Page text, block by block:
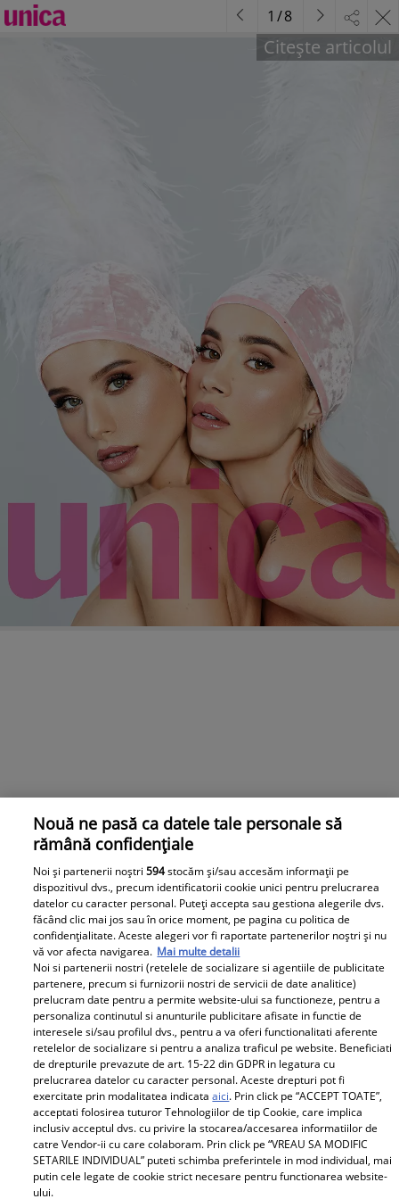
Din Asia Express direct pe coperta Unica de martie:
Alina Ceușan și Carmen Grebenișan, cum nu le-ai mai
văzut
Blonde, frumoase și ambițioase: Alina Ceușan și
Carmen Grebenișan sunt sarea și piperul noului sezon
„Asia Express” și apar pe coperta de martie a revistei
Unica.
Citește articolul
1 /8
Parteneri
Nouă ne pasă ca datele tale personale să
rămână confidențiale
Noi și partenerii noștri594stocăm și/sau accesăm informații pe
dispozitivul dvs., precum identificatorii cookie unici pentru prelucrarea
datelor cu caracter personal. Puteți accepta sau gestiona alegerile dvs.
făcând clic mai jos sau în orice moment, pe pagina cu politica de
confidențialitate. Aceste alegeri vor fi raportate partenerilor noștri și nu
vă vor afecta navigarea. Mai multe detalii
Noi si partenerii nostri (retelele de socializare si agentiile de publicitate
partenere, precum si furnizorii nostri de servicii de date analitice)
prelucram date pentru a permite website-ului sa functioneze, pentru a
personaliza continutul si anunturile publicitare afisate in functie de
interesele si/sau profilul dvs., pentru a va oferi functionalitati aferente
retelelor de socializare si pentru a analiza traficul pe website. Beneficiati
de drepturile prevazute de art. 15-22 din GDPR in legatura cu
prelucrarea datelor cu caracter personal. Aceste drepturi pot fi
exercitate prin modalitatea indicataaici. Prin click pe “ACCEPT TOATE”,
acceptati folosirea tuturor Tehnologiilor de tip Cookie, care implica
inclusiv acceptul dvs. cu privire la stocarea/accesarea informatiilor de
catre Vendor-ii cu care colaboram. Prin click pe “VREAU SA MODIFIC
SETARILE INDIVIDUAL” puteti schimba preferintele in mod individual, mai
putin cele legate de cookie strict necesare pentru functionarea website-
ului.